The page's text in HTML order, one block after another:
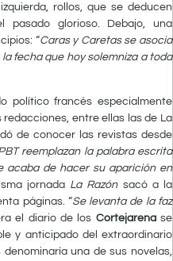
rollos, que se deducen
glorioso. Debajo, una
“Caras y Caretas se asocia
fecha que hoy solemniza a toda
político francés especialmente
entre ellas las de La
de conocer las revistas desde
reemplazan la palabra escrita
acaba de hacer su aparición en
jornada La Razónsacó a la
páginas. “Se levanta de la faz
el diario de los Cortejarenase
y anticipado del extraordinario
denominaría una de sus novelas,